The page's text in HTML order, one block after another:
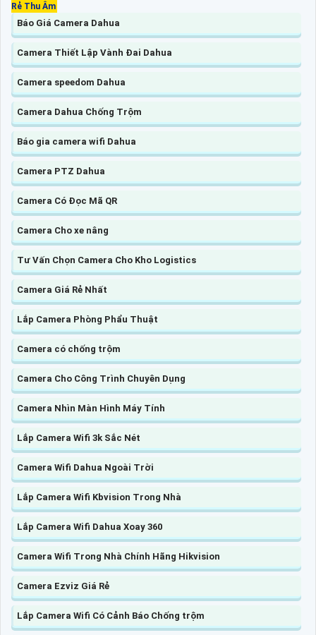
Rẻ Thu Âm
Báo Giá Camera Dahua
Camera Thiết Lập Vành Đai Dahua
Camera speedom Dahua
Camera Dahua Chống Trộm
Báo gia camera wifi Dahua
Camera PTZ Dahua
Camera Có Đọc Mã QR
Camera Cho xe nâng
Tư Vấn Chọn Camera Cho Kho Logistics
Camera Giá Rẻ Nhất
Lắp Camera Phòng Phẩu Thuật
Camera có chống trộm
Camera Cho Công Trình Chuyên Dụng
Camera Nhìn Màn Hình Máy Tính
Lắp Camera Wifi 3k Sắc Nét
Camera Wifi Dahua Ngoài Trời
Lắp Camera Wifi Kbvision Trong Nhà
Lắp Camera Wifi Dahua Xoay 360
Camera Wifi Trong Nhà Chính Hãng Hikvision
Camera Ezviz Giá Rẻ
Lắp Camera Wifi Có Cảnh Báo Chống trộm